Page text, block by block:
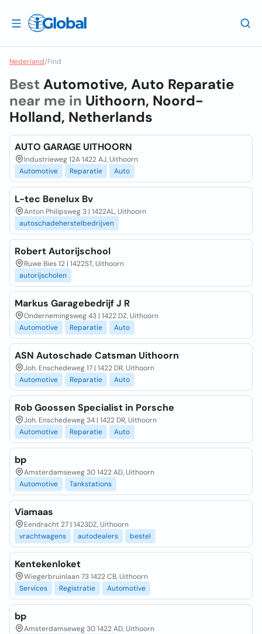
Nederland/Find
Best Automotive, Auto Reparatie
near me in Uithoorn, Noord-
Holland, Netherlands
AUTO GARAGE UITHOORN
Industrieweg 12A 1422 AJ, Uithoorn
Automotive
Reparatie Auto
L-tec Benelux Bv
Anton Philipsweg 3 | 1422AL, Uithoorn
autoschadeherstelbedrijven
Robert Autorijschool
Ruwe Bies 12 | 1422ST, Uithoorn
autorijscholen
Markus Garagebedrijf J R
Ondernemingsweg 43 | 1422 DZ, Uithoorn
Automotive
Reparatie Auto
ASN Autoschade Catsman Uithoorn
Joh. Enschedeweg 17 | 1422 DR, Uithoorn
Automotive
Reparatie Auto
Rob Goossen Specialist in Porsche
Joh. Enschedeweg 34 | 1422 DR, Uithoorn
Automotive
Reparatie Auto
bp
Amsterdamseweg 30 1422 AD, Uithoorn
Automotive
Tankstations
Viamaas
Eendracht 27 | 1423DZ, Uithoorn
vrachtwagens
autodealers bestel
Kentekenloket
Wiegerbruinlaan 73 1422 CB, Uithoorn
Services
Registratie Automotive
bp
Amsterdamseweg 30 1422 AD, Uithoorn